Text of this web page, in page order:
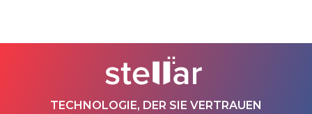
TECHNOLOGIE, DER SIE VERTRAUEN